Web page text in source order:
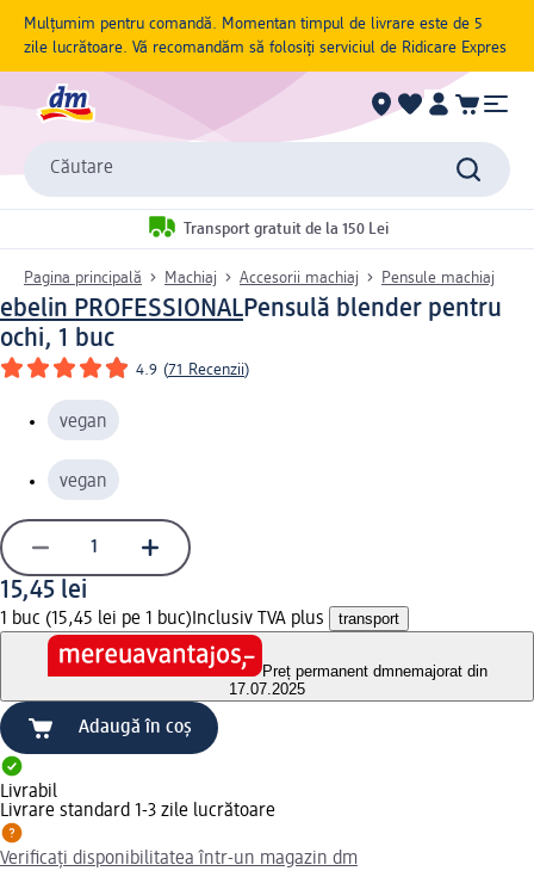
Mulțumim pentru comandă. Momentan timpul de livrare este de 5
zile lucrătoare. Vă recomandăm să folosiți serviciul de Ridicare Expres
Căutare
Transport gratuit de la 150 Lei
Pagina principală Machiaj Accesorii machiaj Pensule machiaj
ebelin PROFESSIONALPensulă blender pentru
ochi, 1 buc
4.9 (71 Recenzii)
vegan
vegan
15,45 lei
1 buc (15,45 lei pe 1 buc) Inclusiv TVA plus transport
Preț permanent dmnemajorat din
17.07.2025
Adaugă în coș
Livrabil
Livrare standard 1-3 zile lucrătoare
Verificați disponibilitatea într-un magazin dm